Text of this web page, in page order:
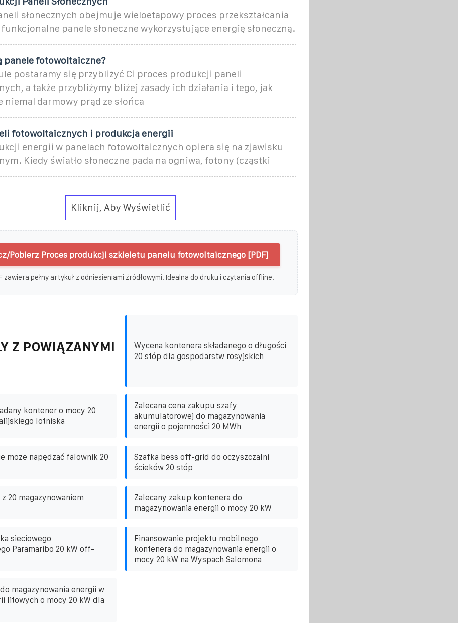
słonecznych obejmuje wieloetapowy proces przekształcania
panele słoneczne wykorzystujące energię słoneczną.
panele fotowoltaiczne?
postaramy się przybliżyć Ci proces produkcji paneli
a także przybliżymy bliżej zasady ich działania i tego, jak
niemal darmowy prąd ze słońca
fotowoltaicznych i produkcja energii
energii w panelach fotowoltaicznych opiera się na zjawisku
Kiedy światło słoneczne pada na ogniwa, fotony (cząstki
Kliknij, Aby Wyświetlić
Pobierz Proces produkcji szkieletu panelu fotowoltaicznego [PDF]
zawiera pełny artykuł z odniesieniami źródłowymi. Idealna do druku i czytania offline.
Z POWIĄZANYMI
Wycena kontenera składanego o długości
20 stóp dla gospodarstw rosyjskich
kontener o mocy 20
lotniska
Zalecana cena zakupu szafy
akumulatorowej do magazynowania
energii o pojemności 20 MWh
może napędzać falownik 20
Szafka bess off-grid do oczyszczalni
ścieków 20 stóp
20 magazynowaniem
Zalecany zakup kontenera do
magazynowania energii o mocy 20 kW
sieciowego
Paramaribo 20 kW off-
Finansowanie projektu mobilnego
kontenera do magazynowania energii o
mocy 20 kW na Wyspach Salomona
magazynowania energii w
litowych o mocy 20 kW dla